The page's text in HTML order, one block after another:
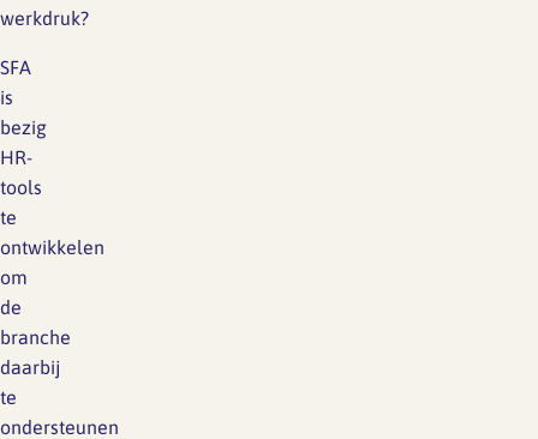
werkdruk?
SFA
is
bezig
HR-
tools
te
ontwikkelen
om
de
branche
daarbij
te
ondersteunen